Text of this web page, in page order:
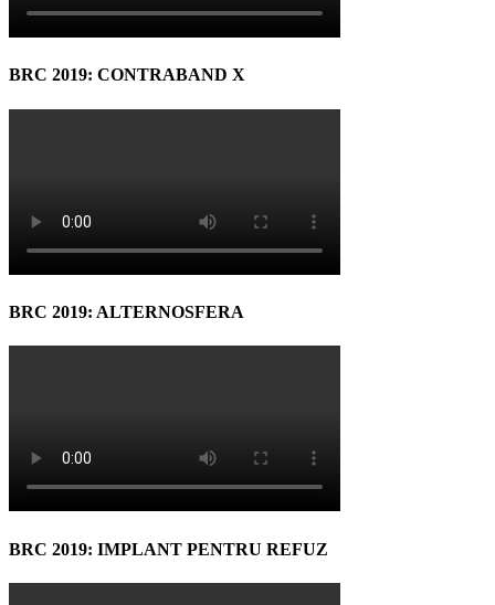
BRC 2019: CONTRABAND X
BRC 2019: ALTERNOSFERA
BRC 2019: IMPLANT PENTRU REFUZ